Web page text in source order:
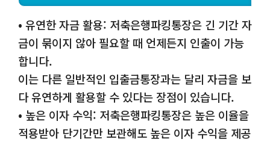
• 유연한 자금 활용: 저축은행파킹통장은 긴 기간 자
금이 묶이지 않아 필요할 때 언제든지 인출이 가능
합니다.
이는 다른 일반적인 입출금통장과는 달리 자금을 보
다 유연하게 활용할 수 있다는 장점이 있습니다.
• 높은 이자 수익: 저축은행파킹통장은 높은 이율을
적용받아 단기간만 보관해도 높은 이자 수익을 제공